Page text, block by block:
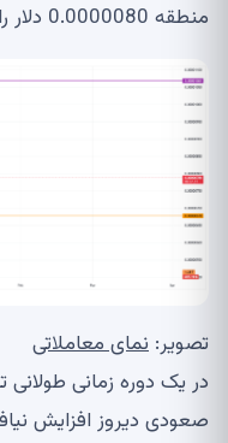
منطقه 0.0000080 دلار را تا فردا داشته باشند.
تصویر: نمای معاملاتی
صعودی دیروز افزایش